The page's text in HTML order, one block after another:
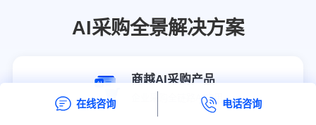
AI采购全景解决方案
商越AI采购产品
企业采购全链路AI应用
在线咨询 电话咨询